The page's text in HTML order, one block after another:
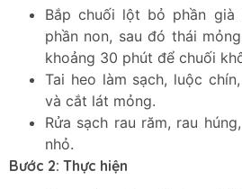
Bắp chuối lột bỏ phần
phần non, sau đó thái
khoảng 30 phút để chuối
Tai heo làm sạch, luộc
và cắt lát mỏng.
Rửa sạch rau răm, rau
nhỏ.
Bước 2: Thực hiện